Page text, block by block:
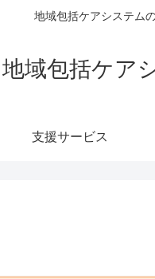
地域包括ケアシステム
地域包括ケア
支援サービス